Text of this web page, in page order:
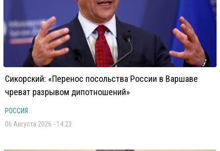
Сикорский: «Перенос посольства России в Варшаве
чреват разрывом дипотношений»
РОССИЯ
06 Августа 2026 - 14:23